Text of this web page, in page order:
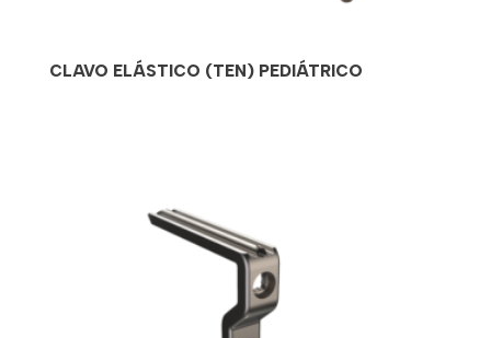
CLAVO ELÁSTICO (TEN) PEDIÁTRICO